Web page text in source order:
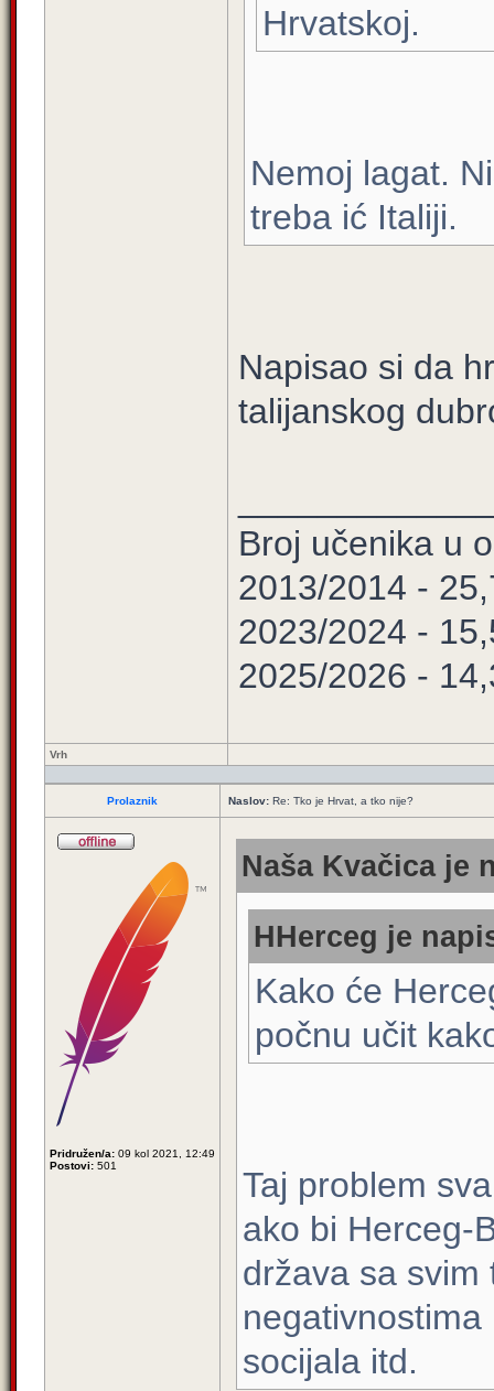
Hrvatskoj.
Nemoj lagat.
treba ić Italiji.
Napisao si da
talijanskog
Broj učenika u
2013/2014 -
2023/2024 -
2025/2026 -
Vrh
Prolaznik Naslov: Re: Tko je Hrvat, a tko nije?
Pridružen/a: 09 kol 2021, 12:49
Postovi: 501
Naša Kvačica je
HHerceg je
Kako će
počnu učit
Taj problem
ako bi Herceg-
država sa svim
socijala itd.